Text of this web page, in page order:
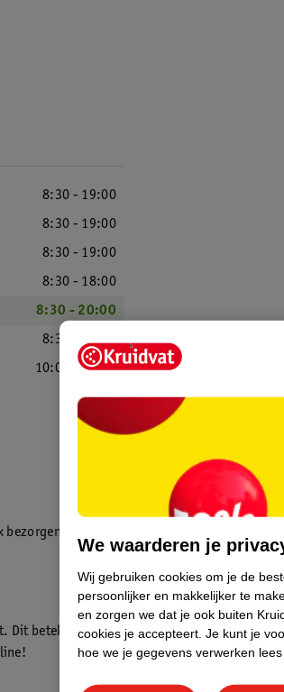
8:30 - 19:00
8:30 - 19:00
8:30 - 19:00
8:30 - 18:00
8:30 - 20:00
8:30 - 18:00
10:00 - 17:00
bezorgen in de winkel. Zo hoef je niet thuis te
Dit betekent dat je deskundig advies krijgt over
We waarderen je
Wij gebruiken cookies om je de
persoonlijker en makkelijker te
en zorgen we dat je ook buiten
cookies je accepteert. Je kunt je
hoe we je gegevens verwerken